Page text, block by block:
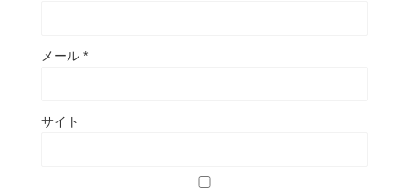
メール *
サイト